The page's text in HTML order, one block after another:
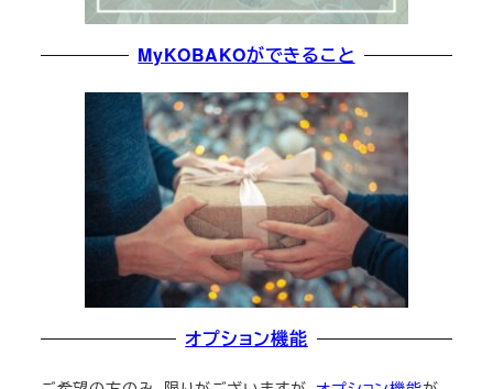
MyKOBAKOができること
オプション機能